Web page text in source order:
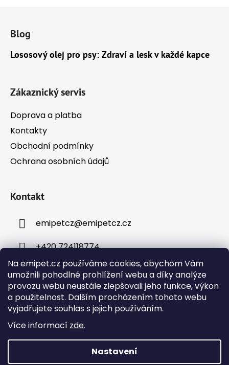
Na emipet.cz používáme cookies, abychom Vám
umožnili pohodlné prohlížení webu a díky analýze
provozu webu neustále zlepšovali jeho funkce, výkon
a použitelnost. Dalším procházením tohoto webu
vyjadřujete souhlas s jejich používáním.
Více informací zde.
Nastavení
v
Blog
Lososový olej pro psy: Zdraví a lesk v každé kapce
Zákaznický servis
Doprava a platba
Kontakty
Obchodní podmínky
Ochrana osobních údajů
Kontakt
emipetcz@emipetcz.cz
+420 724118774
Instagram